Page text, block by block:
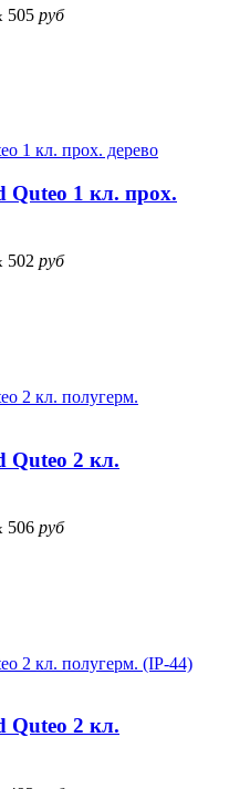
505 руб
1 кл. прох.
502 руб
Quteo 2 кл.
506 руб
Quteo 2 кл.